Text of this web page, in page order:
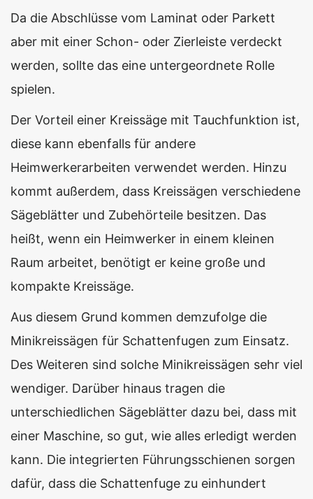
Da die Abschlüsse vom Laminat oder Parkett
aber mit einer Schon- oder Zierleiste verdeckt
werden, sollte das eine untergeordnete Rolle
spielen.
Der Vorteil einer Kreissäge mit Tauchfunktion ist,
diese kann ebenfalls für andere
Heimwerkerarbeiten verwendet werden. Hinzu
kommt außerdem, dass Kreissägen verschiedene
Sägeblätter und Zubehörteile besitzen. Das
heißt, wenn ein Heimwerker in einem kleinen
Raum arbeitet, benötigt er keine große und
kompakte Kreissäge.
Aus diesem Grund kommen demzufolge die
Minikreissägen für Schattenfugen zum Einsatz.
Des Weiteren sind solche Minikreissägen sehr viel
wendiger. Darüber hinaus tragen die
unterschiedlichen Sägeblätter dazu bei, dass mit
einer Maschine, so gut, wie alles erledigt werden
kann. Die integrierten Führungsschienen sorgen
dafür, dass die Schattenfuge zu einhundert